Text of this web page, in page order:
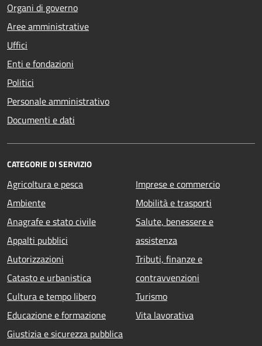
Organi di governo
Aree amministrative
Uffici
Enti e fondazioni
Politici
Personale amministrativo
Documenti e dati
CATEGORIE DI SERVIZIO
Agricoltura e pesca
Ambiente
Anagrafe e stato civile
Appalti pubblici
Autorizzazioni
Catasto e urbanistica
Cultura e tempo libero
Educazione e formazione
Giustizia e sicurezza pubblica
Imprese e commercio
Mobilità e trasporti
Salute, benessere e
assistenza
Tributi, finanze e
contravvenzioni
Turismo
Vita lavorativa